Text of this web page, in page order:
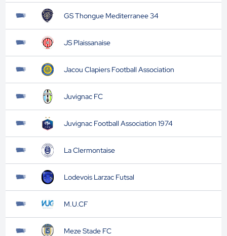
GS Thongue Mediterranee 34
JS Plaissanaise
Jacou Clapiers Football Association
Juvignac FC
Juvignac Football Association 1974
La Clermontaise
Lodevois Larzac Futsal
M.U.CF
Meze Stade FC